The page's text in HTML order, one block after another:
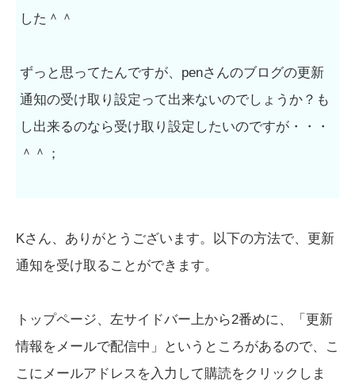
した＾＾
ずっと思ってたんですが、penさんのブログの更新
通知の受け取り設定って出来ないのでしょうか？も
し出来るのなら受け取り設定したいのですが・・・
＾＾；
Kさん、ありがとうございます。以下の方法で、更新
通知を受け取ることができます。
トップページ、左サイドバー上から2番めに、「更新
情報をメールで配信中」というところがあるので、こ
こにメールアドレスを入力して購読をクリックしま